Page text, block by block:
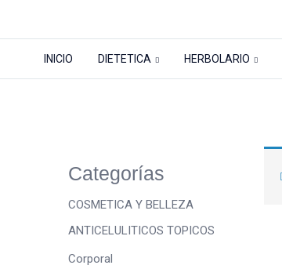
INICIO DIETETICA HERBOLARIO
Tienda
Categorías
COSMETICA Y BELLEZA
ANTICELULITICOS TOPICOS
Corporal